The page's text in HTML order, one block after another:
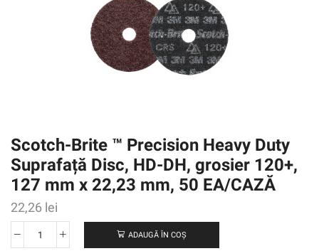
Scotch-Brite ™ Precision Heavy Duty
Suprafață Disc, HD-DH, grosier 120+,
127 mm x 22,23 mm, 50 EA/CAZĂ
22,26 lei
Cantitate
ADAUGĂ ÎN COȘ